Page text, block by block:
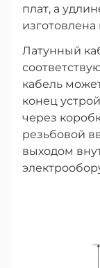
плат, а
Латунный
кабель
конец
через
резьбовой
выходом